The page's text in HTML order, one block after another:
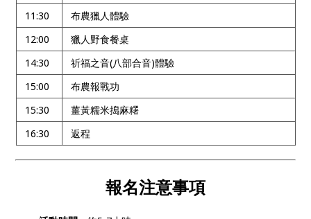
11:30
布農獵人體驗
12:00
獵人野食餐桌
14:30
祈福之音(八部合音)體驗
15:00
布農報戰功
15:30
薑黃糯米搗麻糬
16:30
返程
報名注意事項